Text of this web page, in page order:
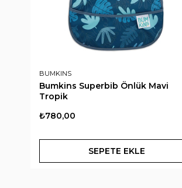
BUMKINS
Bumkins Superbib Önlük Mavi
Tropik
₺780,00
SEPETE EKLE